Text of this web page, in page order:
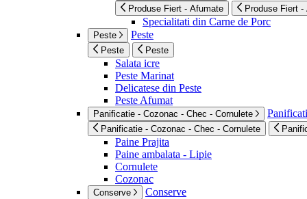
Produse Fiert - Afumate Produse Fiert -
Specialitati din Carne de Porc
Peste Peste
Peste Peste
Salata icre
Peste Marinat
Delicatese din Peste
Peste Afumat
Panificatie - Cozonac - Chec - Cornulete
Panificatie - Cozonac - Chec - Cornulete
Paine Prajita
Paine ambalata - Lipie
Cornulete
Cozonac
Conserve Conserve